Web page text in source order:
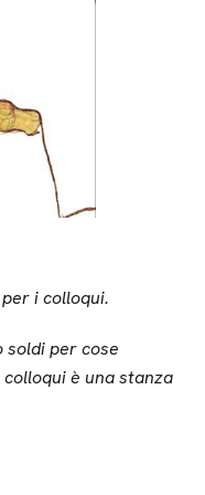
i colloqui.
soldi per cose
è una stanza